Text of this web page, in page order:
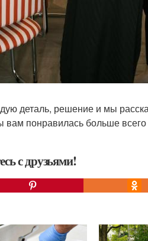
деталь, решение и мы
вам понравилась больше
с друзьями!